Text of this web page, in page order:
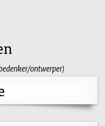
ontwerper)